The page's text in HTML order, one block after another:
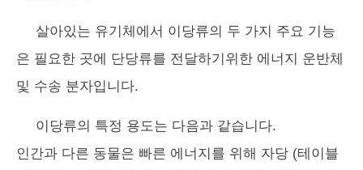
살아있는 유기체에서 이당류의 두 가지 주요 기능
은 필요한 곳에 단당류를 전달하기위한 에너지 운반체
및 수송 분자입니다.
이당류의 특정 용도는 다음과 같습니다.
인간과 다른 동물은 빠른 에너지를 위해 자당 (테이블